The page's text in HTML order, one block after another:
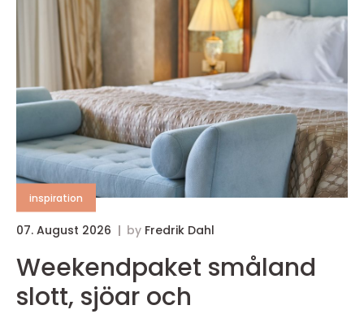
inspiration
07. August 2026 by Fredrik Dahl
Weekendpaket småland
slott, sjöar och